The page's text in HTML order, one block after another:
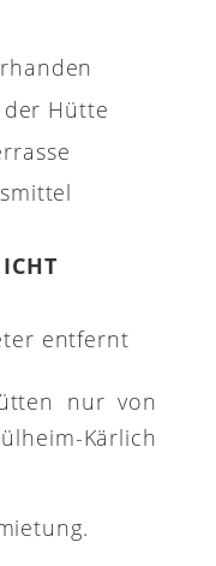
Hütte
entfernt
nur von
Kärlich